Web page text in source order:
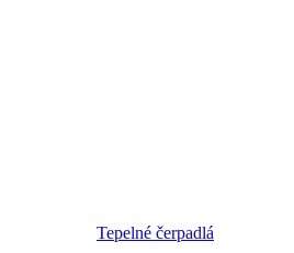
Tepelné čerpadlá